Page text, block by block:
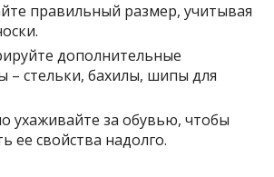
правильный размер, учитывая
дополнительные
– стельки, бахилы, шипы для
ухаживайте за обувью, чтобы
ее свойства надолго.